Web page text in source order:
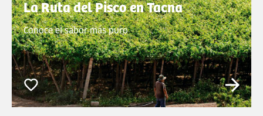
La Ruta del Pisco en Tacna
Conoce el sabor más puro